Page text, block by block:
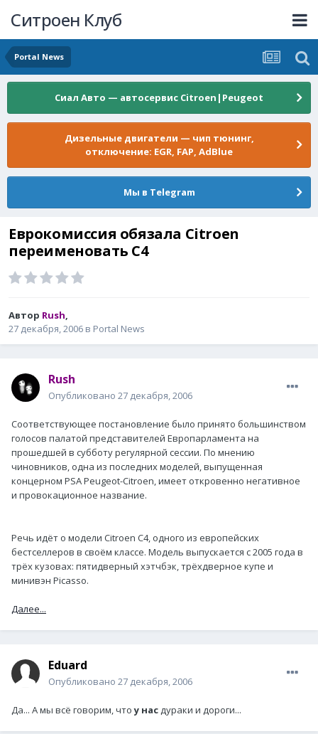
Ситроен Клуб
Portal News
Сиал Авто — автосервис Citroen|Peugeot
Дизельные двигатели — чип тюнинг,
отключение: EGR, FAP, AdBlue
Мы в Telegram
Еврокомиссия обязала Citroen
переименовать С4
Автор Rush,
27 декабря, 2006 в Portal News
Rush
Опубликовано 27 декабря, 2006
Соответствующее постановление было принято большинством
голосов палатой представителей Европарламента на
прошедшей в субботу регулярной сессии. По мнению
чиновников, одна из последних моделей, выпущенная
концерном PSA Peugeot-Citroen, имеет откровенно негативное
и провокационное название.
Речь идёт о модели Citroen C4, одного из европейских
бестселлеров в своём классе. Модель выпускается с 2005 года в
трёх кузовах: пятидверный хэтчбэк, трёхдверное купе и
минивэн Picasso.
Далее...
Eduard
Опубликовано 27 декабря, 2006
Да... А мы всё говорим, чтоу насдураки и дороги...